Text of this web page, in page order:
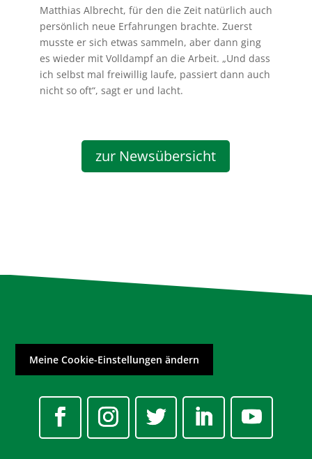
Matthias Albrecht, für den die Zeit natürlich auch
persönlich neue Erfahrungen brachte. Zuerst
musste er sich etwas sammeln, aber dann ging
es wieder mit Volldampf an die Arbeit. „Und dass
ich selbst mal freiwillig laufe, passiert dann auch
nicht so oft“, sagt er und lacht.
zur Newsübersicht
Meine Cookie-Einstellungen ändern